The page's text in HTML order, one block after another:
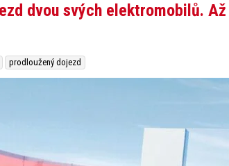
dvou svých elektromobilů. Až
prodloužený dojezd